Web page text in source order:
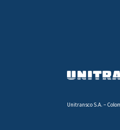
Unitransco S.A. –